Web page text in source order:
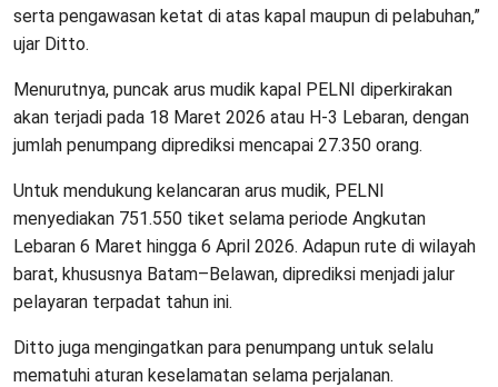
serta pengawasan ketat di atas kapal maupun di pelabuhan,”
ujar Ditto.
Menurutnya, puncak arus mudik kapal PELNI diperkirakan
akan terjadi pada 18 Maret 2026 atau H-3 Lebaran, dengan
jumlah penumpang diprediksi mencapai 27.350 orang.
Untuk mendukung kelancaran arus mudik, PELNI
menyediakan 751.550 tiket selama periode Angkutan
Lebaran 6 Maret hingga 6 April 2026. Adapun rute di wilayah
barat, khususnya Batam–Belawan, diprediksi menjadi jalur
pelayaran terpadat tahun ini.
Ditto juga mengingatkan para penumpang untuk selalu
mematuhi aturan keselamatan selama perjalanan.